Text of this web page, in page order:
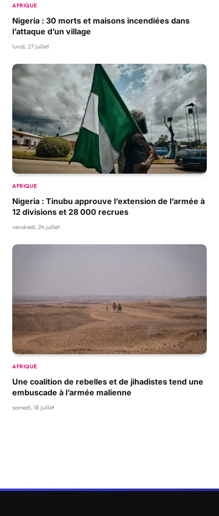
AFRIQUE
Nigeria : 30 morts et maisons incendiées dans
l’attaque d’un village
lundi, 27 juillet
AFRIQUE
Nigeria : Tinubu approuve l’extension de l’armée à
12 divisions et 28 000 recrues
vendredi, 24 juillet
AFRIQUE
Une coalition de rebelles et de jihadistes tend une
embuscade à l’armée malienne
samedi, 18 juillet